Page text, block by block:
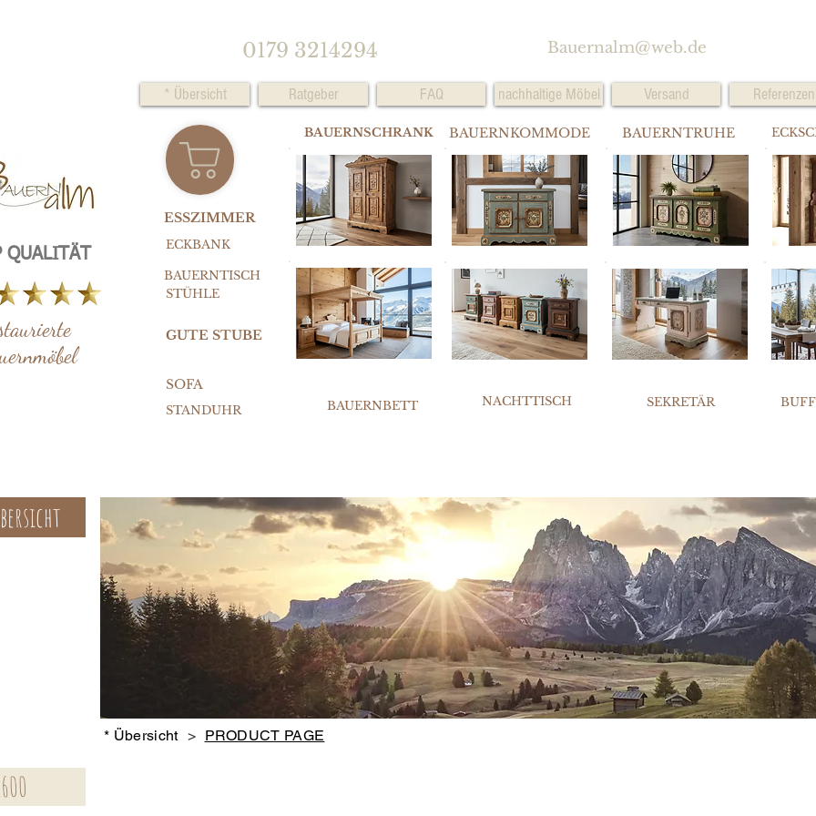
0179 3214294 Bauernalm@web.de
QUALITÄT
* Übersicht Ratgeber FAQ nachhaltige Möbel Versand Referenzen
ESSZIMMER
ECKBANK
BAUERNTISCH
STÜHLE
GUTE STUBE
BAUERNSCHRANK BAUERNKOMMODE BAUERNTRUHE
SOFA
STANDUHR BAUERNBETT NACHTTISCH SEKRETÄR
* Übersicht > PRODUCT PAGE